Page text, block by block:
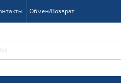
Обмен/Возврат